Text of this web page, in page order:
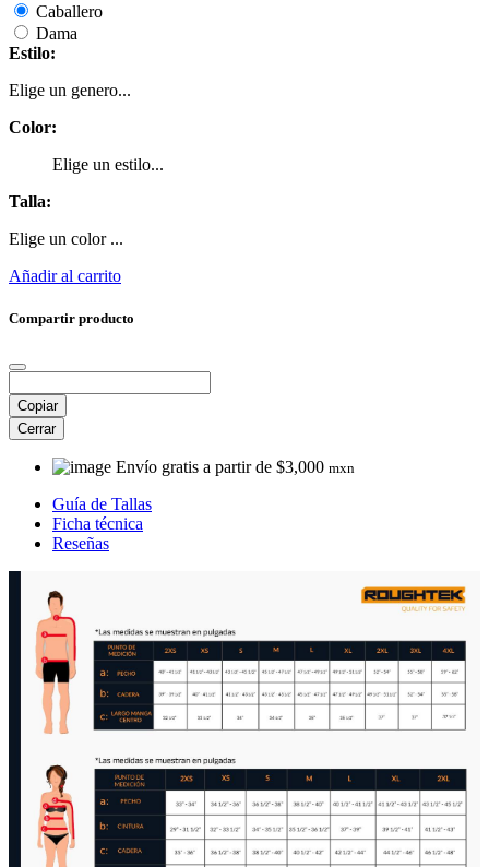
Caballero
Dama
Estilo:
Elige un genero...
Color:
Elige un estilo...
Talla:
Elige un color ...
Añadir al carrito
Compartir producto
Copiar
Cerrar
Envío gratis a partir de $3,000 mxn
Guía de Tallas
Ficha técnica
Reseñas